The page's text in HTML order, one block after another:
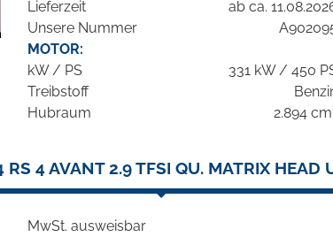
Lieferzeit
ab ca.
Unsere Nummer
MOTOR:
kW / PS
331 kW / 450
Treibstoff
Hubraum
2.894
RS 4 AVANT 2.9 TFSI QU. MATRIX HEAD
MwSt. ausweisbar